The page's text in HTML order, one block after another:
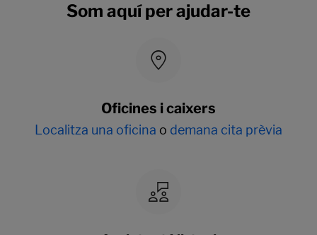
Som aquí per ajudar-te
Oficines i caixers
Localitza una oficina o demana cita prèvia